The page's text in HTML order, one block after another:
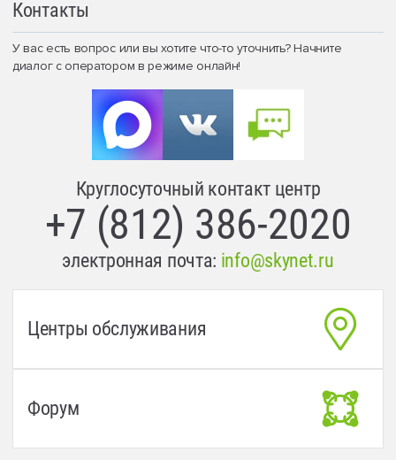
Контакты
У вас есть вопрос или вы хотите что-то уточнить? Начните
диалог с оператором в режиме онлайн!
Круглосуточный контакт центр
+7 (812) 386-2020
электронная почта: info@skynet.ru
Центры обслуживания
Форум